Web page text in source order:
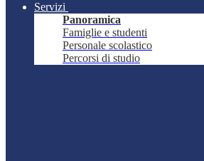
Servizi
Panoramica
Famiglie e studenti
Personale scolastico
Percorsi di studio